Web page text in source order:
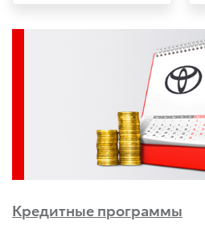
Кредитные программы